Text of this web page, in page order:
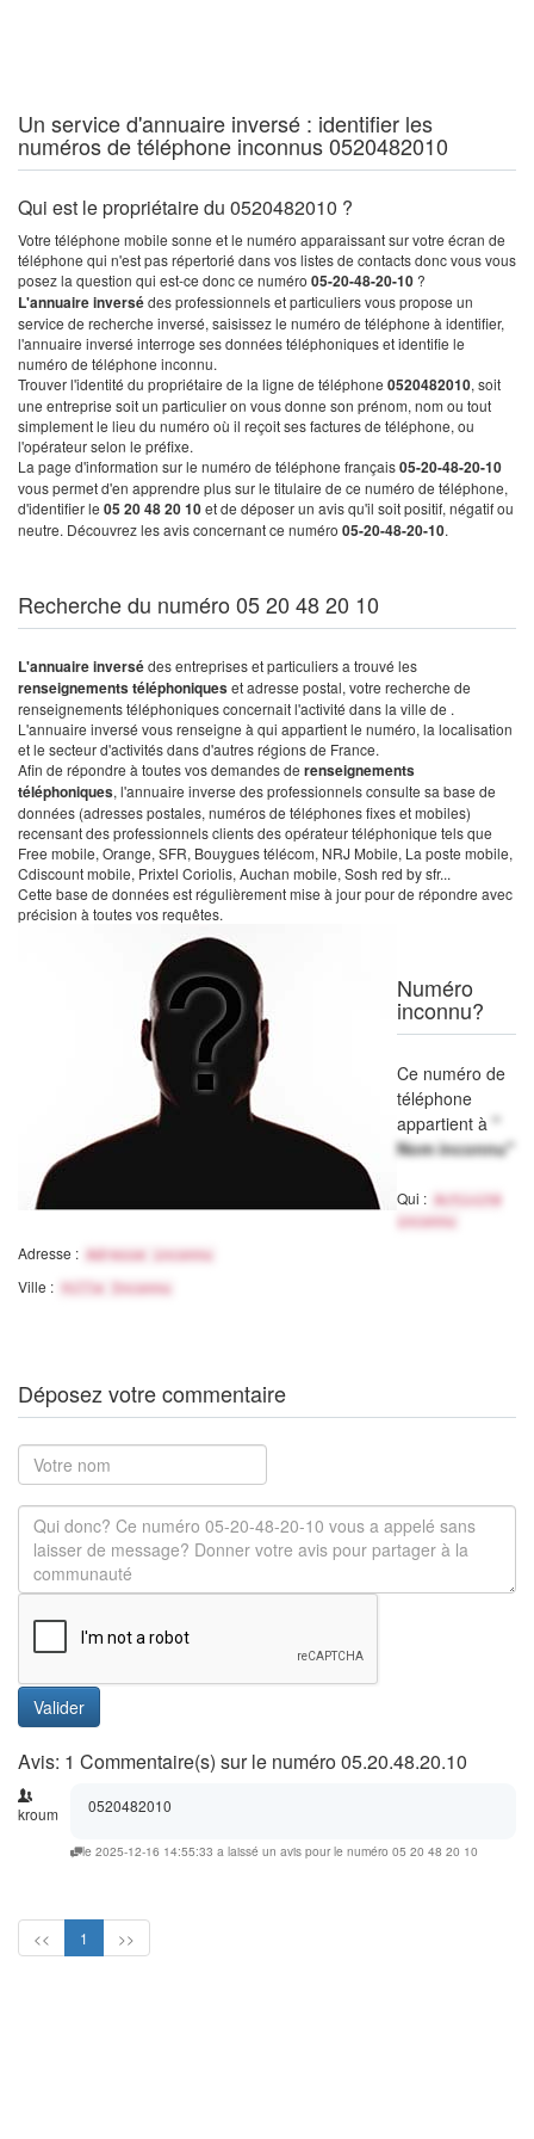
Un service d'annuaire inversé : identifier les
numéros de téléphone inconnus 0520482010
Qui est le propriétaire du 0520482010 ?
Votre téléphone mobile sonne et le numéro apparaissant sur votre écran de
téléphone qui n'est pas répertorié dans vos listes de contacts donc vous vous
posez la question qui est-ce donc ce numéro 05-20-48-20-10 ?
L'annuaire inversédes professionnels et particuliers vous propose un
service de recherche inversé, saisissez le numéro de téléphone à identifier,
l'annuaire inversé interroge ses données téléphoniques et identifie le
numéro de téléphone inconnu.
Trouver l'identité du propriétaire de la ligne de téléphone 0520482010, soit
une entreprise soit un particulier on vous donne son prénom, nom ou tout
simplement le lieu du numéro où il reçoit ses factures de téléphone, ou
l'opérateur selon le préfixe.
La page d'information sur le numéro de téléphone français05-20-48-20-10
vous permet d'en apprendre plus sur le titulaire de ce numéro de téléphone,
d'identifier le 05 20 48 20 10et de déposer un avis qu'il soit positif, négatif ou
neutre. Découvrez les avis concernant ce numéro 05-20-48-20-10.
Recherche du numéro 05 20 48 20 10
L'annuaire inversédes entreprises et particuliers a trouvé les
renseignements téléphoniqueset adresse postal, votre recherche de
renseignements téléphoniques concernait l'activité dans la ville de .
L'annuaire inversé vous renseigne à qui appartient le numéro, la localisation
et le secteur d'activités dans d'autres régions de France.
Afin de répondre à toutes vos demandes de renseignements
téléphoniques, l'annuaire inverse des professionnels consulte sa base de
données (adresses postales, numéros de téléphones fixes et mobiles)
recensant des professionnels clients des opérateur téléphonique tels que
Free mobile, Orange, SFR, Bouygues télécom, NRJ Mobile, La poste mobile,
Cdiscount mobile, Prixtel Coriolis, Auchan mobile, Sosh red by sfr...
Cette base de données est régulièrement mise à jour pour de répondre avec
précision à toutes vos requêtes.
Numéro
inconnu?
Ce numéro de
téléphone
appartient à "
Nom inconnu"
Qui :
Activité
inconnu
Adresse : Adresse inconnu
Ville : Ville Inconnu
Déposez votre commentaire
Valider
Avis: 1 Commentaire(s) sur le numéro 05.20.48.20.10
kroum 0520482010
le 2025-12-16 14:55:33 a laissé un avis pour le numéro 05 20 48 20 10
<< 1 >>